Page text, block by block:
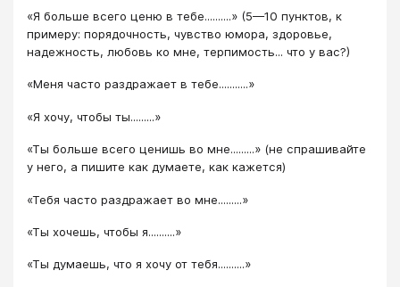
«Я больше всего ценю в тебе..........» (5—10 пунктов, к
примеру: порядочность, чувство юмора, здоровье,
надежность, любовь ко мне, терпимость... что у вас?)
«Меня часто раздражает в тебе...........»
«Я хочу, чтобы ты.........»
«Ты больше всего ценишь во мне.........» (не спрашивайте
у него, а пишите как думаете, как кажется)
«Тебя часто раздражает во мне.........»
«Ты хочешь, чтобы я..........»
«Ты думаешь, что я хочу от тебя..........»